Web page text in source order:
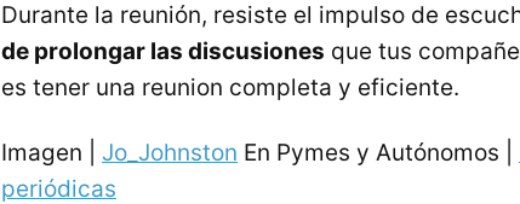
Durante la reunión, resiste el impulso de
de prolongar las discusiones que tus
es tener una reunion completa y eficiente.
Imagen | Jo_Johnston En Pymes y Autónomos |
periódicas